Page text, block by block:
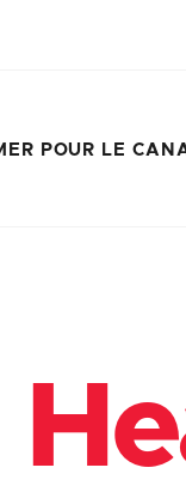
POUR LE